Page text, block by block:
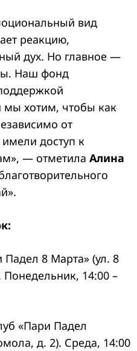
вид
реакцию,
дух. Но главное —
Наш фонд
мы хотим, чтобы как
от
доступ к
— отметила Алина
8 Марта» (ул. 8
Понедельник, 14:00 –
«Пари Падел
д. 2). Среда, 14:00